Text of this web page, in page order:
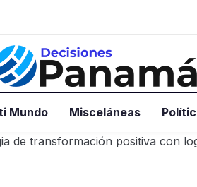
Mundo Misceláneas